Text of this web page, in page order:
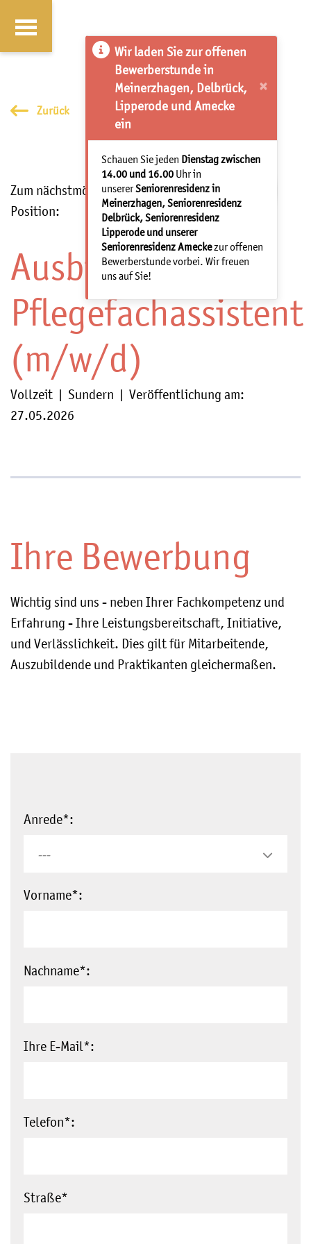
Wir laden Sie zur offenen
Bewerberstunde in
Meinerzhagen, Delbrück,
Lipperode und Amecke
ein
×
Schauen Sie jeden Dienstag zwischen
14.00 und 16.00 Uhr in
unsererSeniorenresidenz in
Meinerzhagen, Seniorenresidenz
Delbrück, Seniorenresidenz
Lipperode und unserer
Seniorenresidenz Ameckezur offenen
Bewerberstunde vorbei. Wir freuen
uns auf Sie!
Zurück
Zum nächstmöglichen Zeitpunkt besetzen wir die
Position:
Ausbildung
Pflegefachassistent
(m/w/d)
Vollzeit | Sundern | Veröffentlichung am:
27.05.2026
Ihre Bewerbung
Wichtig sind uns - neben Ihrer Fachkompetenz und
Erfahrung - Ihre Leistungsbereitschaft, Initiative,
und Verlässlichkeit. Dies gilt für Mitarbeitende,
Auszubildende und Praktikanten gleichermaßen.
Anrede*:
---
Vorname*:
Nachname*:
Ihre E-Mail*:
Telefon*:
Straße*